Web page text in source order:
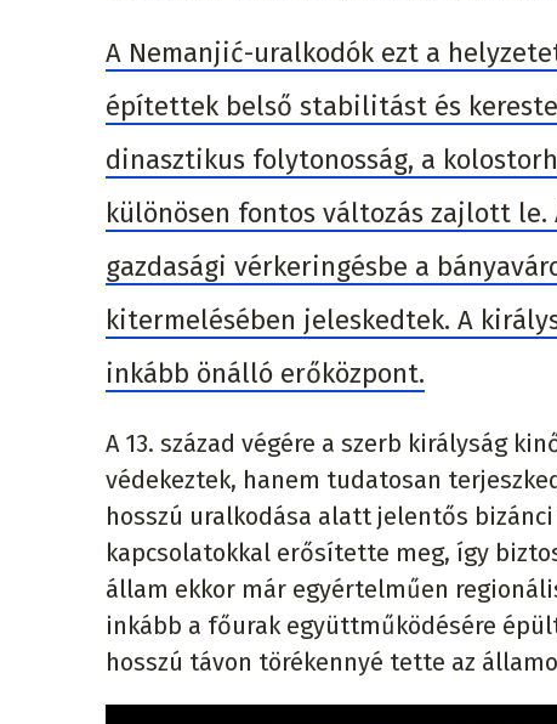
A Nemanjić-uralkodók ezt a
építettek belső stabilitást és
dinasztikus folytonosság, a
különösen fontos változás zajlott le.
gazdasági vérkeringésbe a
kitermelésében jeleskedtek. A
inkább önálló erőközpont.
A 13. század végére a szerb királyság
védekeztek, hanem tudatosan
hosszú uralkodása alatt jelentős
kapcsolatokkal erősítette meg, így
állam ekkor már egyértelműen
inkább a főurak együttműködésére
hosszú távon törékennyé tette az